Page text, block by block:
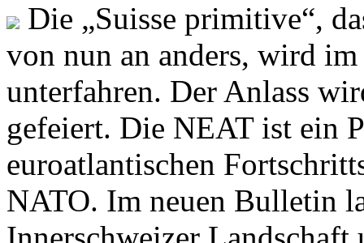
Die „Suisse primitive“,
von nun an anders, wird
unterfahren. Der Anlass
gefeiert. Die NEAT ist ein
euroatlantischen
NATO. Im neuen Bulletin